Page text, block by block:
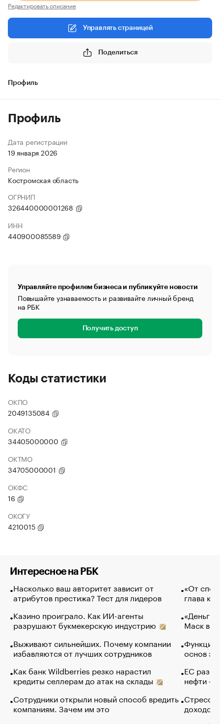
Редактировать описание
Управлять страницей
Поделиться
Профиль
Профиль
Дата регистрации
19 января 2026
Регион
Костромская область
ОГРНИП
326440000001268
ИНН
440900085589
Управляйте профилем бизнеса и публикуйте новости
Повышайте узнаваемость и развивайте личный бренд
на РБК
Получить доступ
Коды статистики
ОКПО
2049135084
ОКАТО
34405000000
ОКТМО
34705000001
ОКФС
16
ОКОГУ
4210015
Интересное на РБК
Насколько ваш авторитет зависит от
атрибутов престижа? Тест для лидеров
Казино проиграло. Как ИИ-агенты
разрушают букмекерскую индустрию
Выживают сильнейших. Почему компании
избавляются от лучших сотрудников
Как банк Wildberries резко нарастил
кредиты селлерам до атак на склады
Сотрудники открыли новый способ вредить
компаниям. Зачем им это
«От
глава
«Деньги
Маск в
Функции
основ
ЕС
нефти —
Стресс
доходов